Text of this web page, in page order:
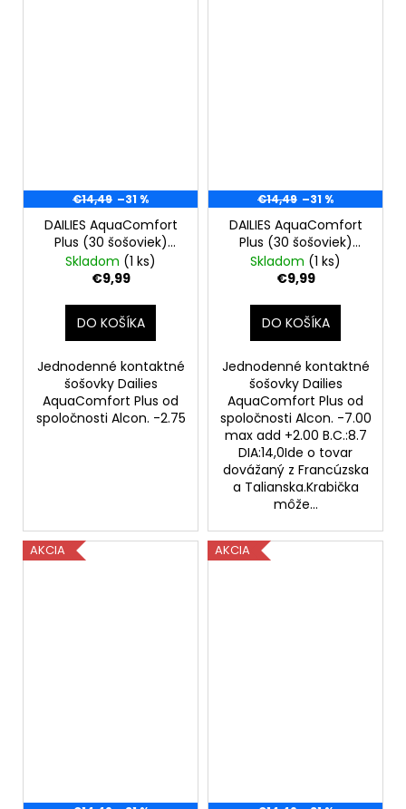
€14,49 –31 %
DAILIES AquaComfort
Plus (30 šošoviek)
-2.75
Skladom (1 ks)
€9,99
DO KOŠÍKA
Jednodenné kontaktné
šošovky Dailies
AquaComfort Plus od
spoločnosti Alcon. -2.75
€14,49 –31 %
DAILIES AquaComfort
Plus (30 šošoviek)
multifocal -7.00
Skladom (1 ks)
€9,99
DO KOŠÍKA
Jednodenné kontaktné
šošovky Dailies
AquaComfort Plus od
spoločnosti Alcon. -7.00
max add +2.00 B.C.:8.7
DIA:14,0Ide o tovar
dovážaný z Francúzska
a Talianska.Krabička
môže...
AKCIA AKCIA